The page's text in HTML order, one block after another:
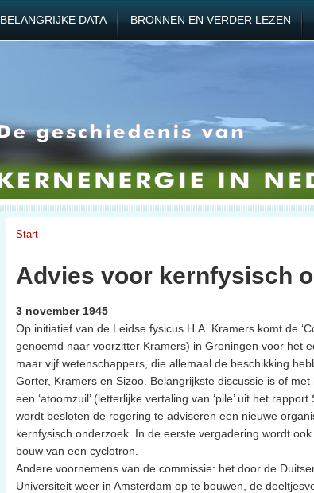
BELANGRIJKE DATA BRONNEN EN VERDER LEZEN
Start
Advies voor kernfysisch
3 november 1945
Op initiatief van de Leidse fysicus H.A. Kramers komt de
genoemd naar voorzitter Kramers) in Groningen voor het
maar vijf wetenschappers, die allemaal de beschikking
Gorter, Kramers en Sizoo. Belangrijkste discussie is of
een ‘atoomzuil’ (letterlijke vertaling van ‘pile’ uit het
wordt besloten de regering te adviseren een nieuwe
kernfysisch onderzoek. In de eerste vergadering wordt
bouw van een cyclotron.
Andere voornemens van de commissie: het door de
Universiteit weer in Amsterdam op te bouwen, de